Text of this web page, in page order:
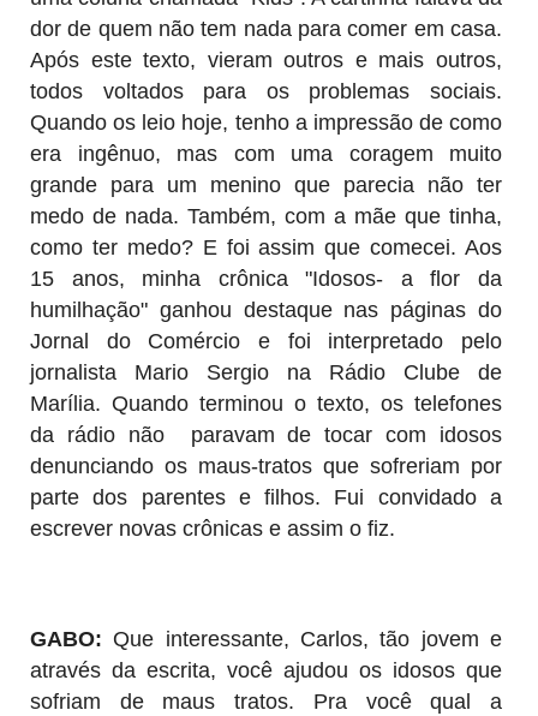
dor de quem não tem nada para comer em casa.
Após este texto, vieram outros e mais outros,
todos voltados para os problemas sociais.
Quando os leio hoje, tenho a impressão de como
era ingênuo, mas com uma coragem muito
grande para um menino que parecia não ter
medo de nada. Também, com a mãe que tinha,
como ter medo? E foi assim que comecei. Aos
15 anos, minha crônica "Idosos- a flor da
humilhação" ganhou destaque nas páginas do
Jornal do Comércio e foi interpretado pelo
jornalista Mario Sergio na Rádio Clube de
Marília. Quando terminou o texto, os telefones
da rádio não paravam de tocar com idosos
denunciando os maus-tratos que sofreriam por
parte dos parentes e filhos. Fui convidado a
escrever novas crônicas e assim o fiz.
GABO: Que interessante, Carlos, tão jovem e
através da escrita, você ajudou os idosos que
sofriam de maus tratos. Pra você qual a